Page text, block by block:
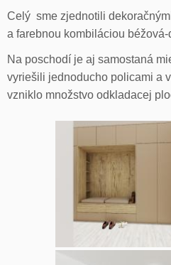
Celý sme zjednotili
a farebnou kombiláciou béžová-
Na poschodí je aj samostaná
vyriešili jednoducho policami a
vzniklo množstvo odkladacej